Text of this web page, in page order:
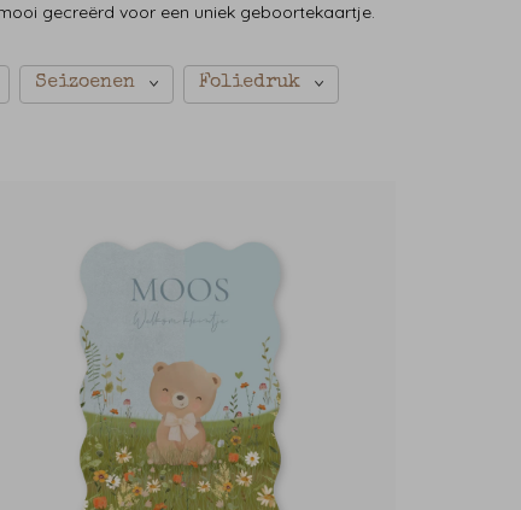
gecreërd voor een uniek geboortekaartje.
Seizoenen Foliedruk